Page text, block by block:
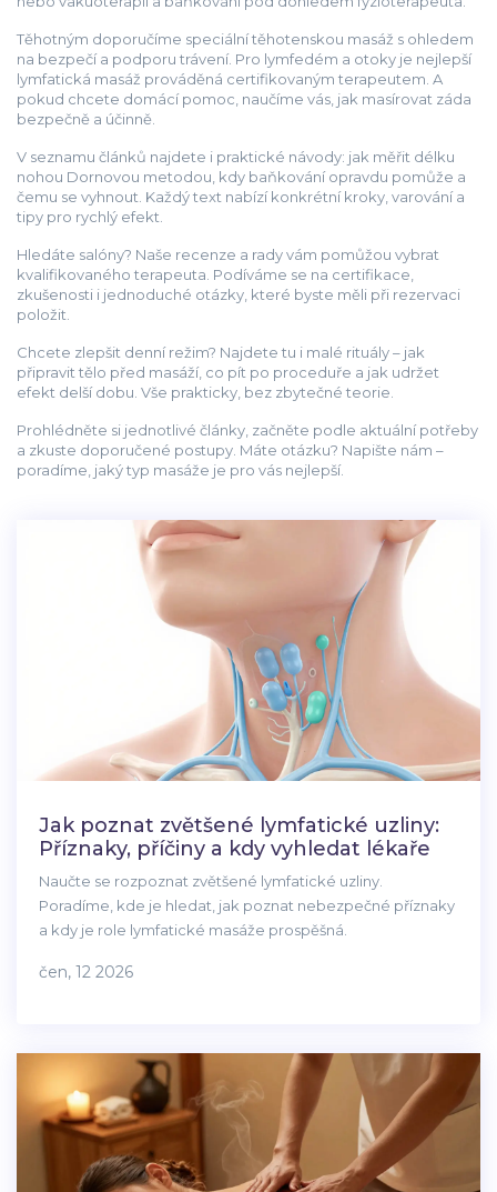
Těhotným doporučíme speciální těhotenskou masáž s ohledem
na bezpečí a podporu trávení. Pro lymfedém a otoky je nejlepší
lymfatická masáž prováděná certifikovaným terapeutem. A
pokud chcete domácí pomoc, naučíme vás, jak masírovat záda
bezpečně a účinně.
V seznamu článků najdete i praktické návody: jak měřit délku
nohou Dornovou metodou, kdy baňkování opravdu pomůže a
čemu se vyhnout. Každý text nabízí konkrétní kroky, varování a
tipy pro rychlý efekt.
Hledáte salóny? Naše recenze a rady vám pomůžou vybrat
kvalifikovaného terapeuta. Podíváme se na certifikace,
zkušenosti i jednoduché otázky, které byste měli při rezervaci
položit.
Chcete zlepšit denní režim? Najdete tu i malé rituály – jak
připravit tělo před masáží, co pít po proceduře a jak udržet
efekt delší dobu. Vše prakticky, bez zbytečné teorie.
Prohlédněte si jednotlivé články, začněte podle aktuální potřeby
a zkuste doporučené postupy. Máte otázku? Napište nám –
poradíme, jaký typ masáže je pro vás nejlepší.
Jak poznat zvětšené lymfatické uzliny:
Příznaky, příčiny a kdy vyhledat lékaře
Naučte se rozpoznat zvětšené lymfatické uzliny.
Poradíme, kde je hledat, jak poznat nebezpečné příznaky
a kdy je role lymfatické masáže prospěšná.
čen, 12 2026